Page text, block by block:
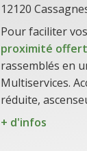
12120
Pour faciliter
proximité
rassemblés en
Multiservices.
réduite,
+ d'infos